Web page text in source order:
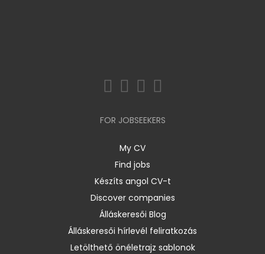
FOR JOBSEEKERS
My CV
Find jobs
Készíts angol CV-t
Discover companies
Álláskeresői Blog
Álláskeresői hírlevél feliratkozás
Letölthető önéletrajz sablonok